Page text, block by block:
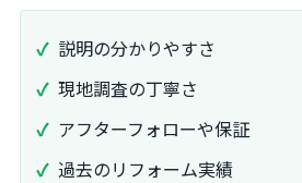
説明の分かりやすさ
現地調査の丁寧さ
アフターフォローや保証
過去のリフォーム実績